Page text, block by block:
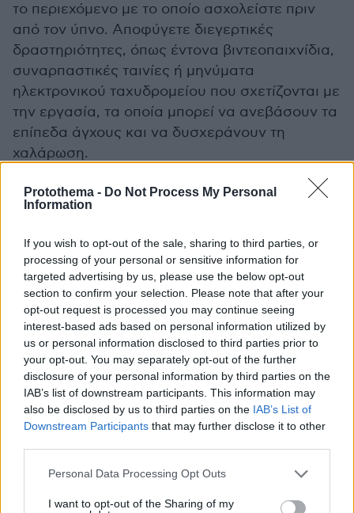
Protothema - Do Not Process My Personal
Information
If you wish to opt-out of the sale, sharing to third parties, or
processing of your personal or sensitive information for
targeted advertising by us, please use the below opt-out
section to confirm your selection. Please note that after your
opt-out request is processed you may continue seeing
interest-based ads based on personal information utilized by
us or personal information disclosed to third parties prior to
your opt-out. You may separately opt-out of the further
disclosure of your personal information by third parties on the
IAB’s list of downstream participants. This information may
also be disclosed by us to third parties on the IAB’s List of
Downstream Participants that may further disclose it to other
Please note that this website/app uses one or more Google
not limited to your visit or usage behaviour. You may click to
Personal Data Processing Opt Outs
I want to opt-out of the Sharing of my
το περιεχόμενο με το οποίο ασχολείστε πριν
από τον ύπνο. Αποφύγετε διεγερτικές
δραστηριότητες, όπως έντονα βιντεοπαιχνίδια,
συναρπαστικές ταινίες ή μηνύματα
ηλεκτρονικού ταχυδρομείου που σχετίζονται με
την εργασία, τα οποία μπορεί να ανεβάσουν τα
επίπεδα άγχους και να δυσχεράνουν τη
χαλάρωση.
Ενώ λοιπόν οι ψηφιακές συσκευές μας είναι
απαραίτητες, το να κάνουμε συνειδητές
επιλογές σχετικά με το πώς και πότε τις
χρησιμοποιούμε, ειδικά πριν από τον ύπνο,